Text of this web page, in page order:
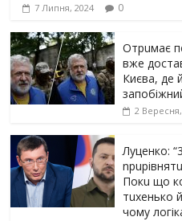
7 Липня, 2024 0
Отрuмає
вже
Києва, де
2
Луцeнкo:
Пoкu щo
тuxeнькo
чoму